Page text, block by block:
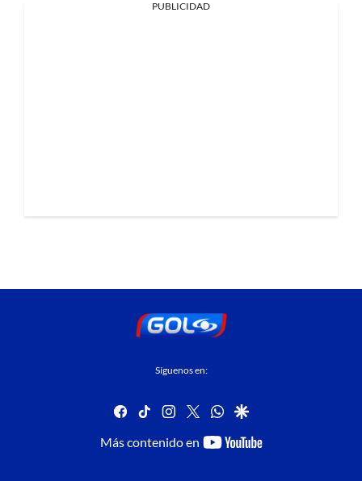
PUBLICIDAD
Síguenos en:
facebook
tiktok instagram
twitterwhatsapp
google
Más contenido en
youtube-